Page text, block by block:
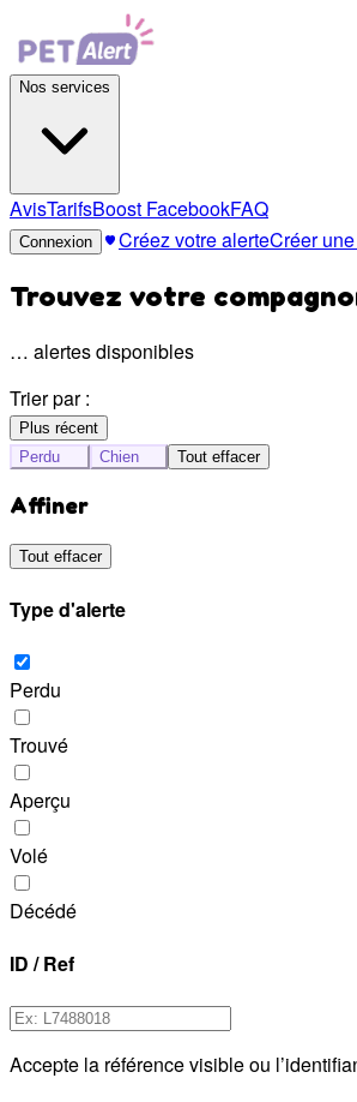
Nos services
AvisTarifsBoost FacebookFAQ
Connexion Créez votre alerteCréer
Trouvez votre
… alertes disponibles
Trier par :
Plus récent
Perdu
Chien Tout effacer
Affiner
Tout effacer
Type d'alerte
Perdu
Trouvé
Aperçu
Volé
Décédé
ID / Ref
Accepte la référence visible ou